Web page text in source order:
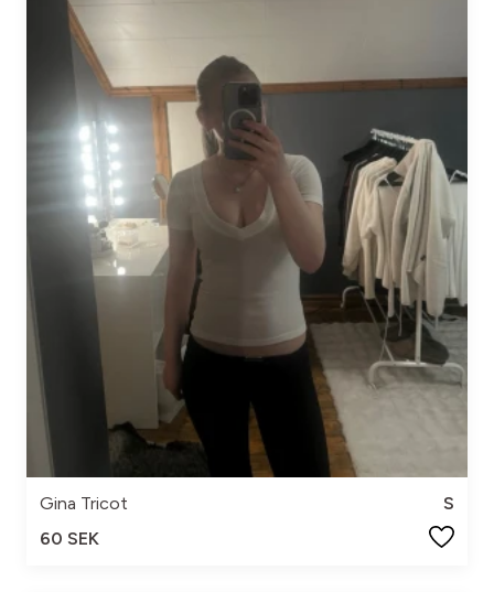
Gina Tricot
S
60 SEK